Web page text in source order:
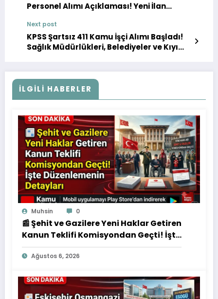
Personel Alımı Açıklaması! Yeni İlan
Next post
KPSS Şartsız 411 Kamu İşçi Alımı Başladı!
Sağlık Müdürlükleri, Belediyeler ve Kıyı
İLGILI HABERLER
Muhsin 0
📰 Şehit ve Gazilere Yeni Haklar Getiren
Kanun Teklifi Komisyondan Geçti! İşte
Düzenlemenin Detayları
Ağustos 6, 2026